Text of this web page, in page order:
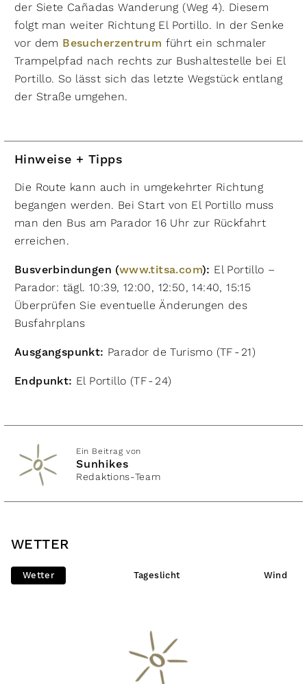
der Siete Cañadas Wanderung (Weg 4). Diesem
folgt man weiter Richtung El Portillo. In der Senke
vor dem Besucherzentrum führt ein schmaler
Trampelpfad nach rechts zur Bushaltestelle bei El
Portillo. So lässt sich das letzte Wegstück entlang
der Straße umgehen.
Hinweise + Tipps
Die Route kann auch in umgekehrter Richtung
begangen werden. Bei Start von El Portillo muss
man den Bus am Parador 16 Uhr zur Rückfahrt
erreichen.
Busverbindungen (www.titsa.com): El Portillo –
Parador: tägl. 10:39, 12:00, 12:50, 14:40, 15:15
Überprüfen Sie eventuelle Änderungen des
Busfahrplans
Ausgangspunkt: Parador de Turismo (TF - 21)
Endpunkt: El Portillo (TF - 24)
Ein Beitrag von
Sunhikes
Redaktions-Team
WETTER
Wetter Tageslicht Wind